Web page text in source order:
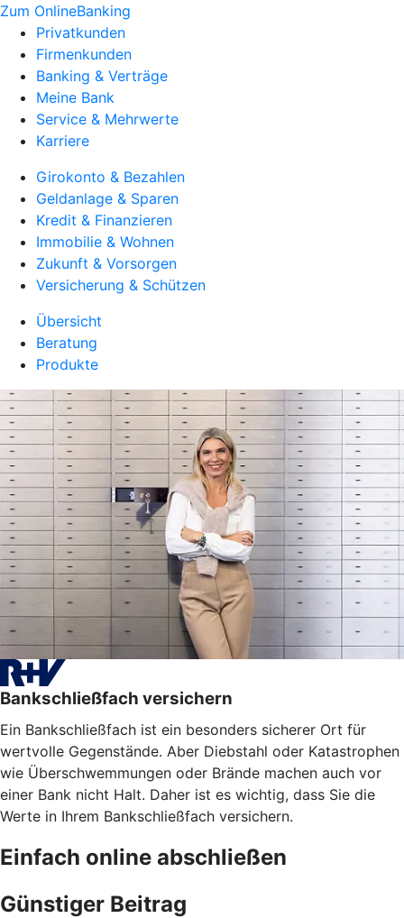
Zum OnlineBanking
Privatkunden
Firmenkunden
Banking & Verträge
Meine Bank
Service & Mehrwerte
Karriere
Girokonto & Bezahlen
Geldanlage & Sparen
Kredit & Finanzieren
Immobilie & Wohnen
Zukunft & Vorsorgen
Versicherung & Schützen
Übersicht
Beratung
Produkte
Bankschließfach versichern
Ein Bankschließfach ist ein besonders sicherer Ort für
wertvolle Gegenstände. Aber Diebstahl oder Katastrophen
wie Überschwemmungen oder Brände machen auch vor
einer Bank nicht Halt. Daher ist es wichtig, dass Sie die
Werte in Ihrem Bankschließfach versichern.
Einfach online abschließen
Günstiger Beitrag